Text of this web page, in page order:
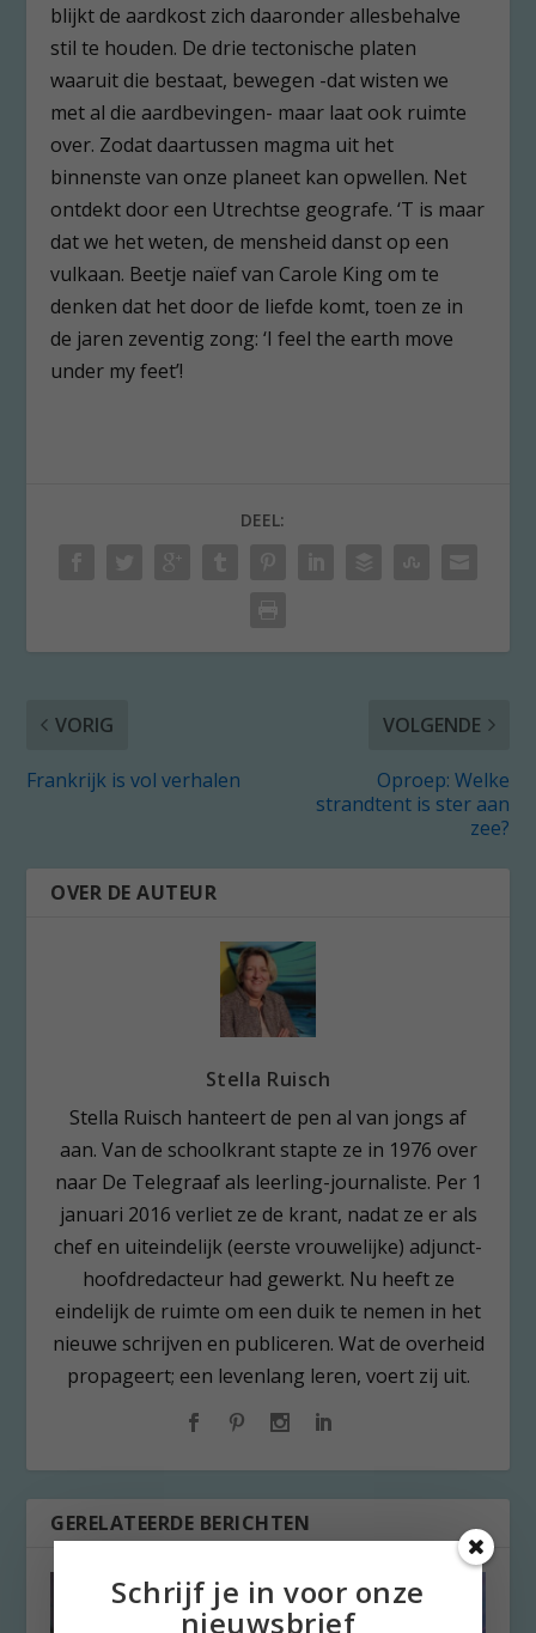
blijkt de aardkost zich daaronder allesbehalve
stil te houden. De drie tectonische platen
waaruit die bestaat, bewegen -dat wisten we
met al die aardbevingen- maar laat ook ruimte
over. Zodat daartussen magma uit het
binnenste van onze planeet kan opwellen. Net
ontdekt door een Utrechtse geografe. ‘T is maar
dat we het weten, de mensheid danst op een
vulkaan. Beetje naïef van Carole King om te
denken dat het door de liefde komt, toen ze in
de jaren zeventig zong: ‘I feel the earth move
under my feet’!
DEEL:
VORIG
Frankrijk is vol verhalen
VOLGENDE
Oproep: Welke
strandtent is ster aan
zee?
OVER DE AUTEUR
Stella Ruisch
Stella Ruisch hanteert de pen al van jongs af
aan. Van de schoolkrant stapte ze in 1976 over
naar De Telegraaf als leerling-journaliste. Per 1
januari 2016 verliet ze de krant, nadat ze er als
chef en uiteindelijk (eerste vrouwelijke) adjunct-
hoofdredacteur had gewerkt. Nu heeft ze
eindelijk de ruimte om een duik te nemen in het
nieuwe schrijven en publiceren. Wat de overheid
propageert; een levenlang leren, voert zij uit.
GERELATEERDE BERICHTEN
Schrijf je in voor onze
nieuwsbrief